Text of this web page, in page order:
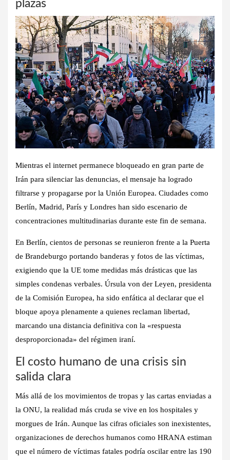
plazas
Mientras el internet permanece bloqueado en gran parte de
Irán para silenciar las denuncias, el mensaje ha logrado
filtrarse y propagarse por la Unión Europea. Ciudades como
Berlín, Madrid, París y Londres han sido escenario de
concentraciones multitudinarias durante este fin de semana.
En Berlín, cientos de personas se reunieron frente a la Puerta
de Brandeburgo portando banderas y fotos de las víctimas,
exigiendo que la UE tome medidas más drásticas que las
simples condenas verbales. Úrsula von der Leyen, presidenta
de la Comisión Europea, ha sido enfática al declarar que el
bloque apoya plenamente a quienes reclaman libertad,
marcando una distancia definitiva con la «respuesta
desproporcionada» del régimen iraní.
El costo humano de una crisis sin
salida clara
Más allá de los movimientos de tropas y las cartas enviadas a
la ONU, la realidad más cruda se vive en los hospitales y
morgues de Irán. Aunque las cifras oficiales son inexistentes,
organizaciones de derechos humanos como HRANA estiman
que el número de víctimas fatales podría oscilar entre las 190